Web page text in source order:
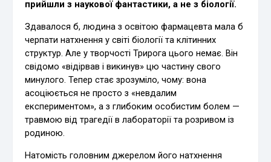
прийшли з наукової фантастики, а не з біології.
Здавалося б, людина з освітою фармацевта мала б
черпати натхнення у світі біології та клітинних
структур. Але у творчості Трирога цього немає. Він
свідомо «відірвав і викинув» цю частину свого
минулого. Тепер стає зрозуміло, чому: вона
асоціюється не просто з «невдалим
експериментом», а з глибоким особистим болем —
травмою від трагедії в лабораторії та розривом із
родиною.
Натомість головним джерелом його натхнення